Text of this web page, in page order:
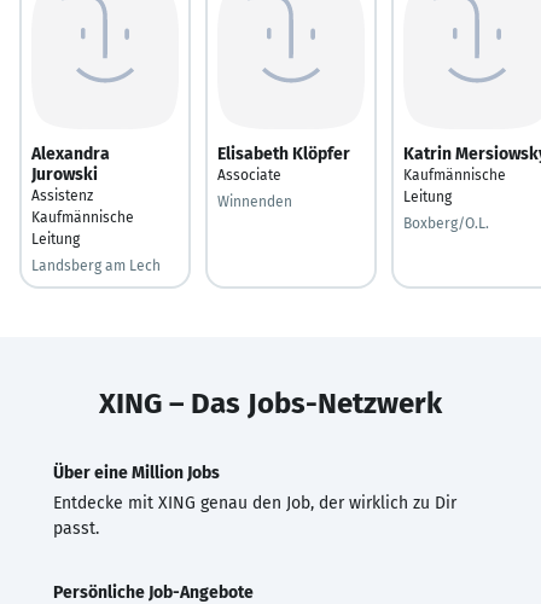
Alexandra
Jurowski
Assistenz
Kaufmännische
Leitung
Landsberg am Lech
Elisabeth Klöpfer
Associate
Winnenden
Katrin
Kaufmännische
Leitung
Boxberg/O.L.
XING – Das Jobs-Netzwerk
Über eine Million Jobs
Entdecke mit XING genau den Job, der wirklich zu Dir
passt.
Persönliche Job-Angebote